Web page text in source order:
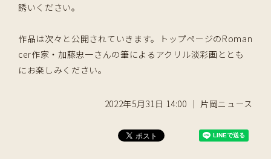
誘いください。
作品は次々と公開されていきます。トップページのRoman
cer作家・加藤忠一さんの筆によるアクリル淡彩画ととも
にお楽しみください。
2022年5月31日 14:00 ｜ 片岡ニュース